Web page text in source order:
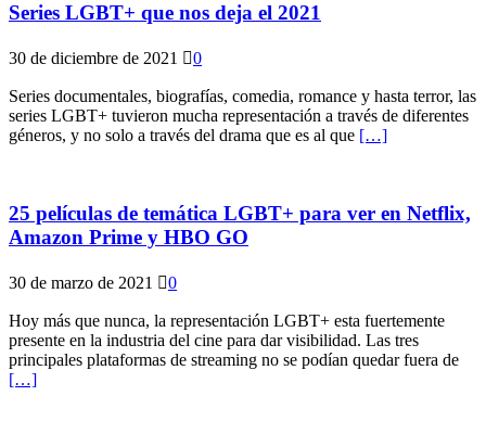
Series LGBT+ que nos deja el 2021
30 de diciembre de 2021 0
Series documentales, biografías, comedia, romance y hasta terror, las
series LGBT+ tuvieron mucha representación a través de diferentes
géneros, y no solo a través del drama que es al que […]
25 películas de temática LGBT+ para ver en Netflix,
Amazon Prime y HBO GO
30 de marzo de 2021 0
Hoy más que nunca, la representación LGBT+ esta fuertemente
presente en la industria del cine para dar visibilidad. Las tres
principales plataformas de streaming no se podían quedar fuera de
[…]